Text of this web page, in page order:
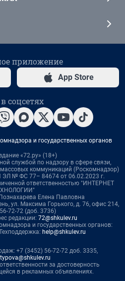
приложение
App Store
соцсетях
и государственных органов
«72.ру» (18+)
службой по надзору в сфере связи,
коммуникаций (Роскомнадзор)
ЭЛ № ФС 77– 84674 от 06.02.2023 г.
ответственностью "ИНТЕРНЕТ
Елена Павловна
ул. Максима Горького, д. 76, офис 214,
72-72 (доб. 3736)
редакции: 72@shkulev.ru
и государственных органов:
help@shkulev.ru
+7 (3452) 56-72-72 доб. 3335,
за достоверность
в рекламных объявлениях.